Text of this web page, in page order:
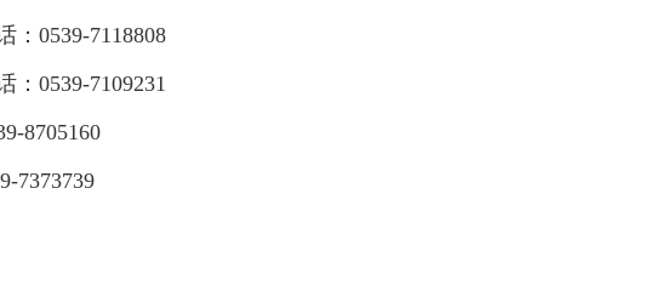
：0539-7118808
：0539-7109231
8705160
7373739